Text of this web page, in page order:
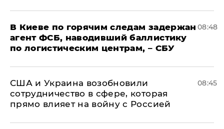
В Киеве по горячим следам задержан
агент ФСБ, наводивший баллистику
по логистическим центрам, – СБУ
08:48
США и Украина возобновили
сотрудничество в сфере, которая
прямо влияет на войну с Россией
08:45